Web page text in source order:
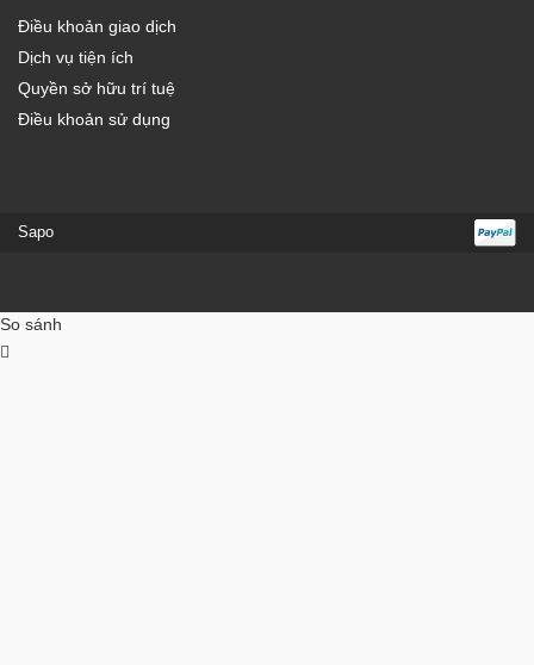
Điều khoản giao dịch
Dịch vụ tiện ích
Quyền sở hữu trí tuệ
Điều khoản sử dụng
Sapo
So sánh